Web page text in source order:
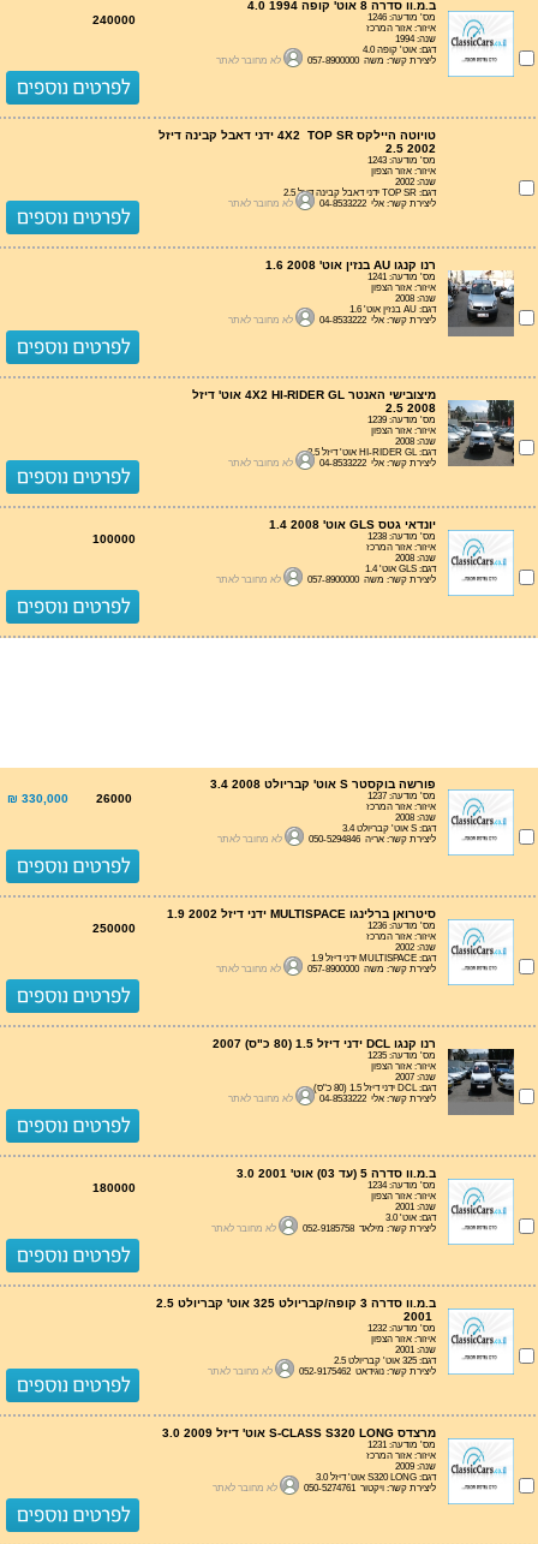
ב.מ.וו סדרה 8 אוט' קופה 4.0 1994
מס' מודעה: 1246
איזור: אזור המרכז
שנה: 1994
דגם: אוט' קופה 4.0
ליצירת קשר: משה 057-8900000
לא מחובר לאתר
240000
טויוטה היילקס 4X2 TOP SR ידני דאבל קבינה דיזל
2.5 2002
מס' מודעה: 1243
איזור: אזור הצפון
שנה: 2002
דגם: TOP SR ידני דאבל קבינה דיזל 2.5
ליצירת קשר: אלי 04-8533222
לא מחובר לאתר
רנו קנגו AU בנזין אוט' 1.6 2008
מס' מודעה: 1241
איזור: אזור הצפון
שנה: 2008
דגם: AU בנזין אוט' 1.6
ליצירת קשר: אלי 04-8533222
לא מחובר לאתר
מיצובישי האנטר 4X2 HI-RIDER GL אוט' דיזל
2.5 2008
מס' מודעה: 1239
איזור: אזור הצפון
שנה: 2008
דגם: HI-RIDER GL אוט' דיזל 2.5
ליצירת קשר: אלי 04-8533222
לא מחובר לאתר
יונדאי גטס GLS אוט' 1.4 2008
מס' מודעה: 1238
איזור: אזור המרכז
שנה: 2008
דגם: GLS אוט' 1.4
ליצירת קשר: משה 057-8900000
לא מחובר לאתר
100000
פורשה בוקסטר S אוט' קבריולט 3.4 2008
מס' מודעה: 1237
איזור: אזור המרכז
שנה: 2008
דגם: S אוט' קבריולט 3.4
ליצירת קשר: אריה 050-5294846
לא מחובר לאתר
26000
330,000 ₪
סיטרואן ברלינגו MULTISPACE ידני דיזל 1.9 2002
מס' מודעה: 1236
איזור: אזור המרכז
שנה: 2002
דגם: MULTISPACE ידני דיזל 1.9
ליצירת קשר: משה 057-8900000
לא מחובר לאתר
250000
רנו קנגו DCL ידני דיזל 1.5 (80 כ"ס) 2007
מס' מודעה: 1235
איזור: אזור הצפון
שנה: 2007
דגם: DCL ידני דיזל 1.5 (80 כ"ס)
ליצירת קשר: אלי 04-8533222
לא מחובר לאתר
ב.מ.וו סדרה 5 (עד 03) אוט' 3.0 2001
מס' מודעה: 1234
איזור: אזור הצפון
שנה: 2001
דגם: אוט' 3.0
ליצירת קשר: מילאד 052-9185758
לא מחובר לאתר
180000
ב.מ.וו סדרה 3 קופה/קבריולט 325 אוט' קבריולט 2.5
מס' מודעה: 1232
איזור: אזור הצפון
שנה: 2001
דגם: 325 אוט' קבריולט 2.5
ליצירת קשר: נוגידאט 052-9175462
לא מחובר לאתר
מרצדס S-CLASS S320 LONG אוט' דיזל 3.0 2009
מס' מודעה: 1231
איזור: אזור המרכז
שנה: 2009
דגם: S320 LONG אוט' דיזל 3.0
ליצירת קשר: ויקטור 050-5274761
לא מחובר לאתר